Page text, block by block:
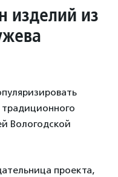
изделий из
Вологодской
проекта,